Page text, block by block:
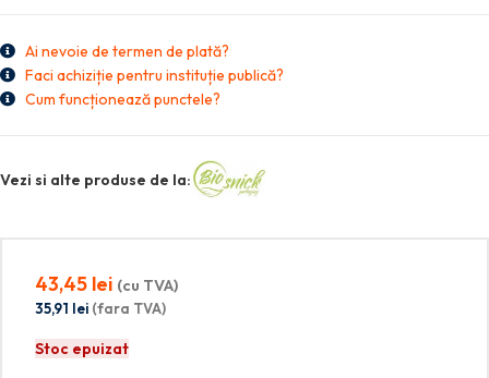
Ai nevoie de termen de plată?
Faci achiziție pentru instituție publică?
Cum funcționează punctele?
Vezi si alte produse de la:
43,45 lei (cu TVA)
35,91 lei (fara TVA)
Stoc epuizat